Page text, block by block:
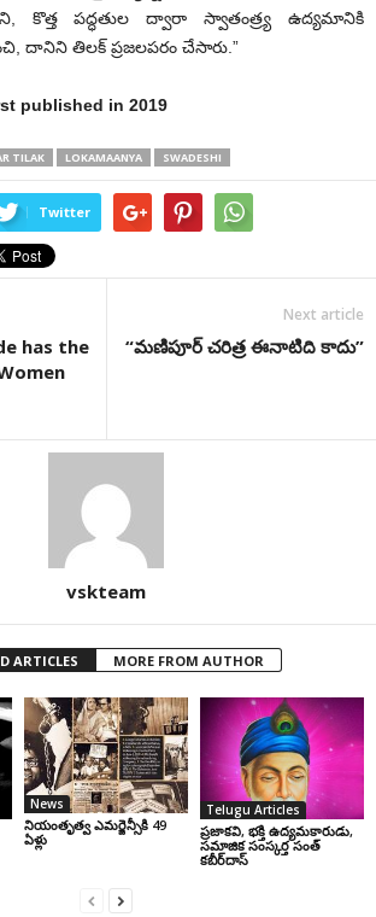
కొత్త పద్ధతుల ద్వారా స్వాతంత్ర్య ఉద్యమానికి
దానిని తిలక్ ప్రజలపరం చేసారు.”
published in 2019
TILAK LOKAMAANYA SWADESHI
Twitter
has the
Next article
“మణిపూర్ చరిత్ర ఈనాటిది కాదు”
vskteam
ARTICLES MORE FROM AUTHOR
News
నియంతృత్వ ఎమర్జెన్సీకి 49
ఏళ్లు
Telugu Articles
ప్రజాకవి, భక్తి ఉద్యమకారుడు,
సమాజిక సంస్కర్త సంత్‌
కబీర్‌దాస్‌